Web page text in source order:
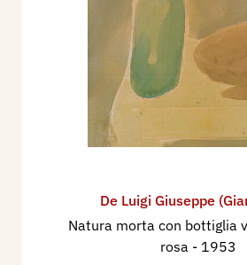
De Luigi Giuseppe
Natura morta con bottiglia
rosa - 1953